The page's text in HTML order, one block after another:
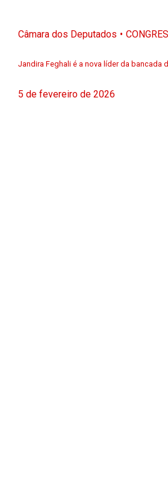
Câmara dos Deputados
Jandira Feghali é a nova líder da bancada
5 de fevereiro de 2026